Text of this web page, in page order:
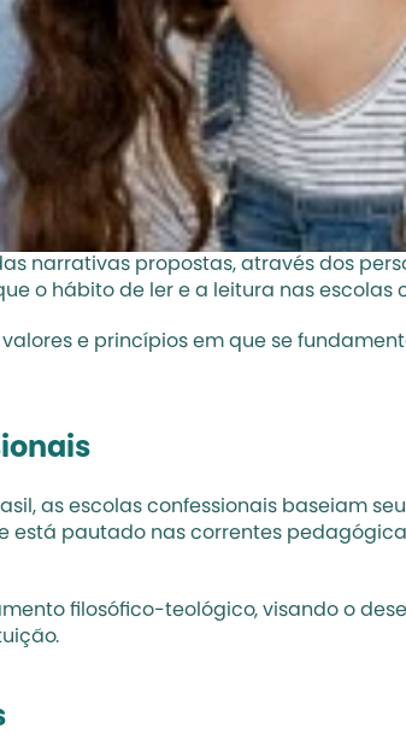
narrativas propostas, através dos
o hábito de ler e a leitura nas escolas
e princípios em que se
, as escolas confessionais baseiam
está pautado nas correntes
filosófico-teológico, visando o